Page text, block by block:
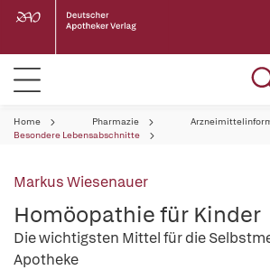
Home Pharmazie
Besondere Lebensabschnitte
Markus Wiesenauer
Homöopathie für Kinder
Die wichtigsten Mittel für die
Apotheke